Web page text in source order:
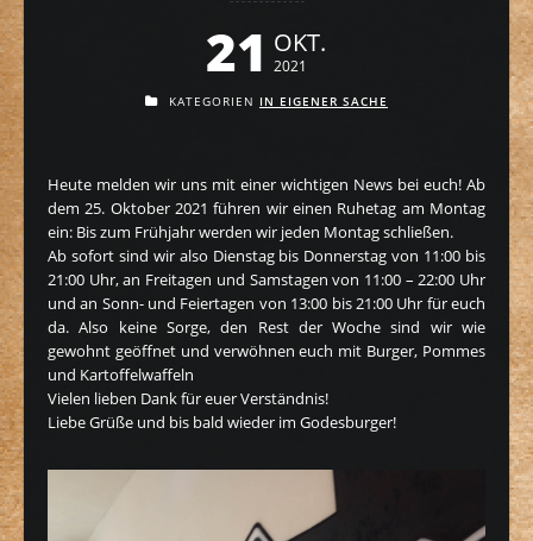
21 OKT.
2021
KATEGORIEN IN EIGENER SACHE
Heute melden wir uns mit einer wichtigen News bei euch! Ab
dem 25. Oktober 2021 führen wir einen Ruhetag am Montag
ein: Bis zum Frühjahr werden wir jeden Montag schließen.
Ab sofort sind wir also Dienstag bis Donnerstag von 11:00 bis
21:00 Uhr, an Freitagen und Samstagen von 11:00 – 22:00 Uhr
und an Sonn- und Feiertagen von 13:00 bis 21:00 Uhr für euch
da. Also keine Sorge, den Rest der Woche sind wir wie
gewohnt geöffnet und verwöhnen euch mit Burger, Pommes
und Kartoffelwaffeln
Vielen lieben Dank für euer Verständnis!
Liebe Grüße und bis bald wieder im Godesburger!